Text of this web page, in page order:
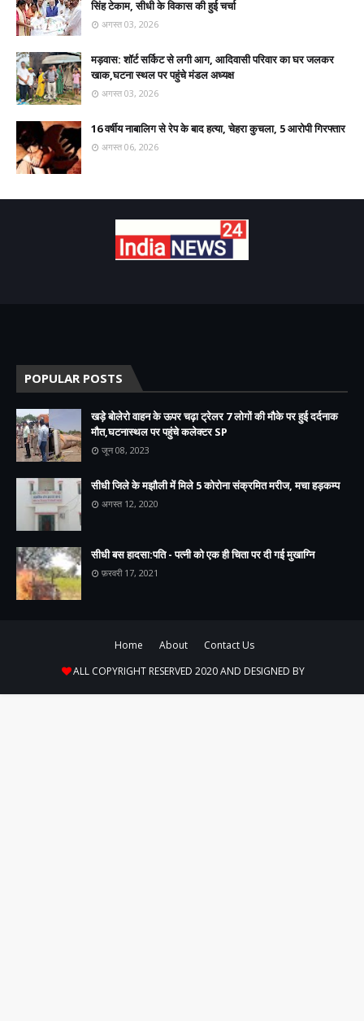
सिंह टेकाम, सीधी के विकास की हुई चर्चा
अगस्त 03, 2026
मड़वास: शॉर्ट सर्किट से लगी आग, आदिवासी परिवार का घर जलकर
खाक,घटना स्थल पर पहुंचे मंडल अध्यक्ष
अगस्त 03, 2026
16 वर्षीय नाबालिग से रेप के बाद हत्या, चेहरा कुचला, 5 आरोपी गिरफ्तार
अगस्त 06, 2026
POPULAR POSTS
खड़े बोलेरो वाहन के ऊपर चढ़ा ट्रेलर 7 लोगों की मौके पर हुई दर्दनाक
मौत,घटनास्थल पर पहुंचे कलेक्टर SP
जून 08, 2023
सीधी जिले के मझौली में मिले 5 कोरोना संक्रमित मरीज, मचा हड़कम्प
अगस्त 12, 2020
सीधी बस हादसा:पति - पत्नी को एक ही चिता पर दी गई मुखाग्नि
फ़रवरी 17, 2021
Home About
Contact Us
ALL COPYRIGHT RESERVED 2020 AND DESIGNED BY